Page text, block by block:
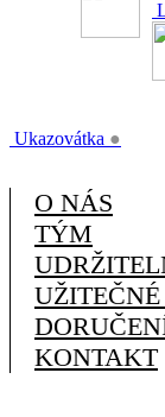
Ukazovátka ●
O NÁS
TÝM
KONTAKT